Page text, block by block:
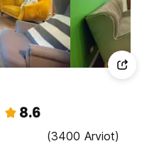
8.6
(3400 Arviot)